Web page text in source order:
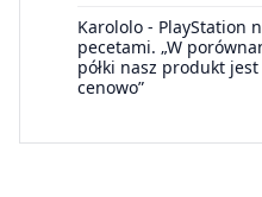
Karololo - PlayStation
pecetami. „W
półki nasz produkt
cenowo”